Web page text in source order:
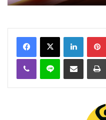
FacebookX Linkedin
Viber Ligne Partager par email